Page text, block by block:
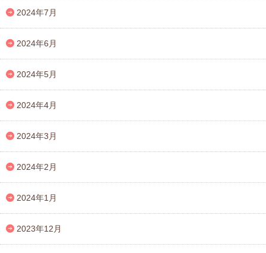
2024年7月
2024年6月
2024年5月
2024年4月
2024年3月
2024年2月
2024年1月
2023年12月